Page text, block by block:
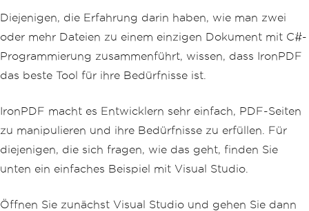
Diejenigen, die Erfahrung darin haben, wie man zwei
oder mehr Dateien zu einem einzigen Dokument mit C#-
Programmierung zusammenführt, wissen, dass IronPDF
das beste Tool für ihre Bedürfnisse ist.
IronPDF macht es Entwicklern sehr einfach, PDF-Seiten
zu manipulieren und ihre Bedürfnisse zu erfüllen. Für
diejenigen, die sich fragen, wie das geht, finden Sie
unten ein einfaches Beispiel mit Visual Studio.
Öffnen Sie zunächst Visual Studio und gehen Sie dann